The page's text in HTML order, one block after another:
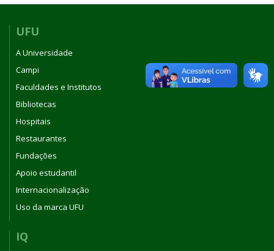
UFU
A Universidade
Campi
Faculdades e Institutos
Bibliotecas
Hospitais
Restaurantes
Fundações
Apoio estudantil
Internacionalização
Uso da marca UFU
IQ